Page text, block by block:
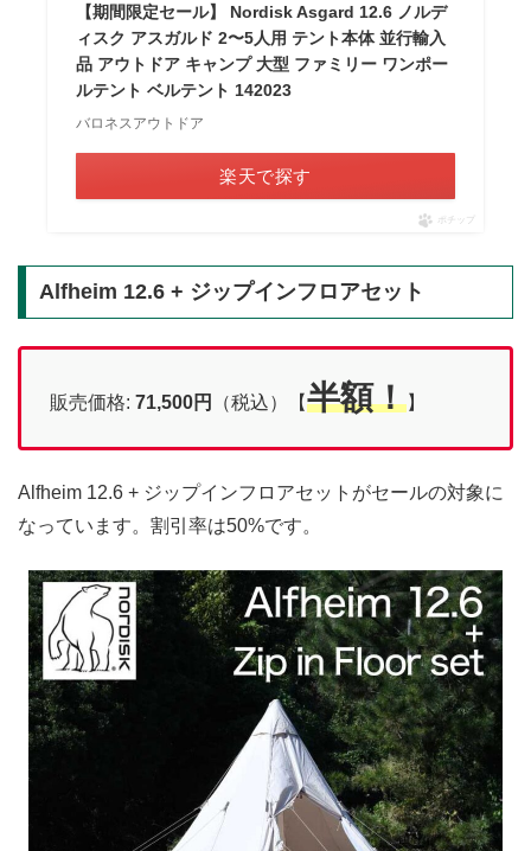
【期間限定セール】 Nordisk Asgard 12.6 ノルデ
ィスク アスガルド 2〜5人用 テント本体 並行輸入
品 アウトドア キャンプ 大型 ファミリー ワンポー
ルテント ベルテント 142023
バロネスアウトドア
楽天で探す
ポチップ
Alfheim 12.6 + ジップインフロアセット
販売価格: 71,500円 （税込）【半額！】
Alfheim 12.6 + ジップインフロアセットがセールの対象に
なっています。割引率は50%です。